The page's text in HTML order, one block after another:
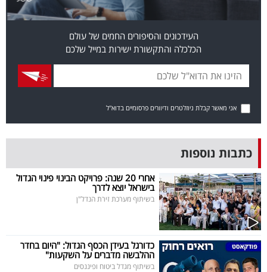
אחרינו:
העידכונים והסיפורים החמים של עולם
הכלכלה והתקשורת ישירות במייל שלכם
אני מאשר קבלת ניוזלטרים ודיוורים פרסומיים בדוא"ל
כתבות נוספות
אחרי 20 שנה: פרויקט הבינוי פינוי הגדול
בישראל יוצא לדרך
בשיתוף מערכת זירת הנדל"ן
כדורגל בעידן הכסף הגדול: "היום בחדר
ההלבשה מדברים על השקעות"
בשיתוף מגדל ביטוח ופיננסים